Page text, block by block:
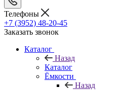
Телефоны
+7 (3952) 48-20-45
Заказать звонок
Каталог
Назад
Каталог
Ёмкости
Назад